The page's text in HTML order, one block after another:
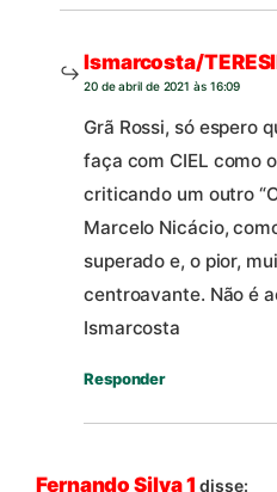
Ismarcosta/
20 de abril de 2021 às 16:09
Grã Rossi, só espero
faça com CIEL como
criticando um outro
Marcelo Nicácio,
superado e, o pior,
centroavante. Não é
Ismarcosta
Responder
Fernando Silva 1 disse: